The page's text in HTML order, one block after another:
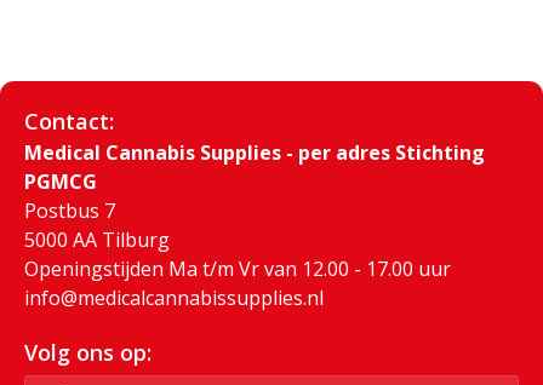
Contact:
Medical Cannabis Supplies - per adres Stichting
PGMCG
Postbus 7
5000 AA Tilburg
Openingstijden Ma t/m Vr van 12.00 - 17.00 uur
info@medicalcannabissupplies.nl
Volg ons op: